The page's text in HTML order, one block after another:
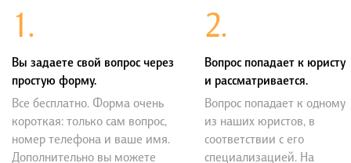
1.
Вы задаете свой вопрос через
простую форму.
Все бесплатно. Форма очень
короткая: только сам вопрос,
номер телефона и ваше имя.
Дополнительно вы можете
2.
Вопрос попадает к юристу
и рассматривается.
Вопрос попадает к одному
из наших юристов, в
соответствии с его
специализацией. На